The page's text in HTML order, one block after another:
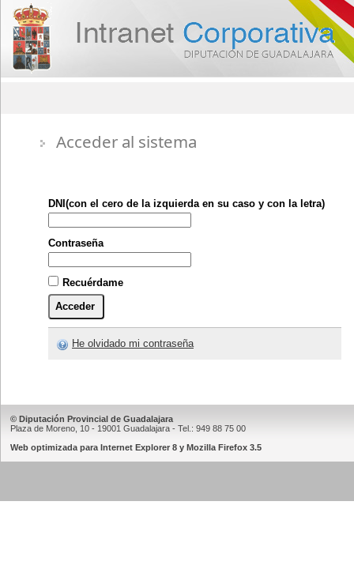
Acceder al sistema
Contraseña
Recuérdame
He olvidado mi contraseña
© Diputación Provincial de Guadalajara
Plaza de Moreno, 10 - 19001 Guadalajara - Tel.: 949 88 75 00
Web optimizada para Internet Explorer 8 y Mozilla Firefox 3.5